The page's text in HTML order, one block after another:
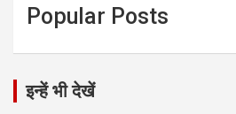
Popular Posts
इन्हें भी देखें